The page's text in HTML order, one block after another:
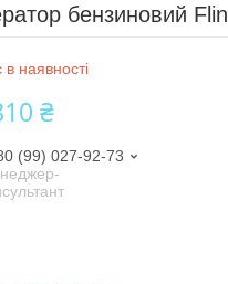
бензиновий
наявності
₴
(99) 027-92-73